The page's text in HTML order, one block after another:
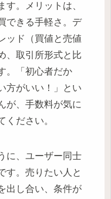
す。メリットは、
できる手軽さ。デ
ッド（買値と売値
、取引所形式と比
。「初心者だか
方がいい！」とい
が、手数料が気に
ください。
に、ユーザー同士
す。売りたい人と
出し合い、条件が